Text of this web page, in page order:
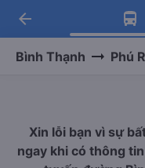
Tải
Nhận ưu
Tải
-30k/
arrow_back
Bình Thạnh Phú
Xin lỗi bạn vì sự
ngay khi có thông